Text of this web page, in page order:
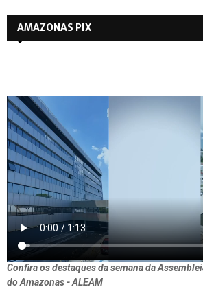
AMAZONAS PIX
Confira os destaques da semana da
do Amazonas - ALEAM